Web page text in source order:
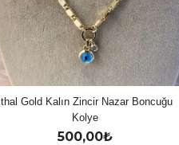
İthal Gold Kalın Zincir Nazar Boncuğu
Kolye
500,00₺